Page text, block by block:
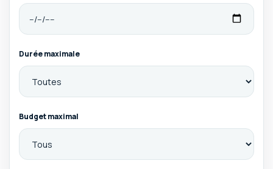
Durée maximale
Budget maximal